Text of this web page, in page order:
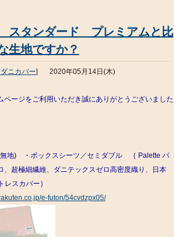
スタンダード プレミアムと比
生地ですか？
ニカバー] 2020年05月14日(木)
ページをご利用いただき誠にありがとうございました
無地) ・ボックスシーツ／セミダブル ｛ Palette パ
、超極細繊維、ダニテックスゼロ高密度織り、日本
レスカバー｝
e-futon/54cvdzpx05/